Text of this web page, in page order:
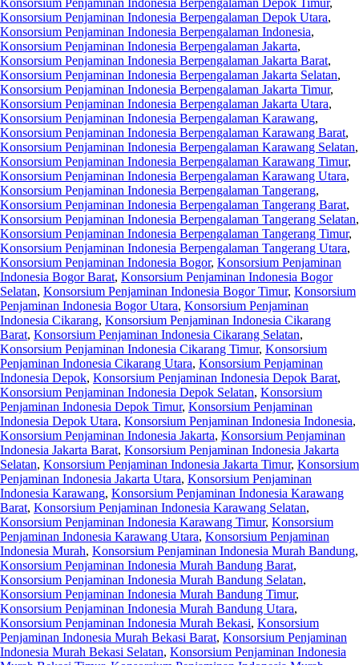
Konsorsium Penjaminan Indonesia Berpengalaman Depok Utara,
Konsorsium Penjaminan Indonesia Berpengalaman Indonesia,
Konsorsium Penjaminan Indonesia Berpengalaman Jakarta,
Konsorsium Penjaminan Indonesia Berpengalaman Jakarta Barat,
Konsorsium Penjaminan Indonesia Berpengalaman Jakarta Selatan,
Konsorsium Penjaminan Indonesia Berpengalaman Jakarta Timur,
Konsorsium Penjaminan Indonesia Berpengalaman Jakarta Utara,
Konsorsium Penjaminan Indonesia Berpengalaman Karawang,
Konsorsium Penjaminan Indonesia Berpengalaman Karawang Barat,
Konsorsium Penjaminan Indonesia Berpengalaman Karawang Selatan,
Konsorsium Penjaminan Indonesia Berpengalaman Karawang Timur,
Konsorsium Penjaminan Indonesia Berpengalaman Karawang Utara,
Konsorsium Penjaminan Indonesia Berpengalaman Tangerang,
Konsorsium Penjaminan Indonesia Berpengalaman Tangerang Barat,
Konsorsium Penjaminan Indonesia Berpengalaman Tangerang Selatan,
Konsorsium Penjaminan Indonesia Berpengalaman Tangerang Timur,
Konsorsium Penjaminan Indonesia Berpengalaman Tangerang Utara,
Konsorsium Penjaminan Indonesia Bogor, Konsorsium Penjaminan
Indonesia Bogor Barat, Konsorsium Penjaminan Indonesia Bogor
Selatan, Konsorsium Penjaminan Indonesia Bogor Timur, Konsorsium
Penjaminan Indonesia Bogor Utara, Konsorsium Penjaminan
Indonesia Cikarang, Konsorsium Penjaminan Indonesia Cikarang
Barat, Konsorsium Penjaminan Indonesia Cikarang Selatan,
Konsorsium Penjaminan Indonesia Cikarang Timur, Konsorsium
Penjaminan Indonesia Cikarang Utara, Konsorsium Penjaminan
Indonesia Depok, Konsorsium Penjaminan Indonesia Depok Barat,
Konsorsium Penjaminan Indonesia Depok Selatan, Konsorsium
Penjaminan Indonesia Depok Timur, Konsorsium Penjaminan
Indonesia Depok Utara, Konsorsium Penjaminan Indonesia Indonesia,
Konsorsium Penjaminan Indonesia Jakarta, Konsorsium Penjaminan
Indonesia Jakarta Barat, Konsorsium Penjaminan Indonesia Jakarta
Selatan, Konsorsium Penjaminan Indonesia Jakarta Timur, Konsorsium
Penjaminan Indonesia Jakarta Utara, Konsorsium Penjaminan
Indonesia Karawang, Konsorsium Penjaminan Indonesia Karawang
Barat, Konsorsium Penjaminan Indonesia Karawang Selatan,
Konsorsium Penjaminan Indonesia Karawang Timur, Konsorsium
Penjaminan Indonesia Karawang Utara, Konsorsium Penjaminan
Indonesia Murah, Konsorsium Penjaminan Indonesia Murah Bandung,
Konsorsium Penjaminan Indonesia Murah Bandung Barat,
Konsorsium Penjaminan Indonesia Murah Bandung Selatan,
Konsorsium Penjaminan Indonesia Murah Bandung Timur,
Konsorsium Penjaminan Indonesia Murah Bandung Utara,
Konsorsium Penjaminan Indonesia Murah Bekasi, Konsorsium
Penjaminan Indonesia Murah Bekasi Barat, Konsorsium Penjaminan
Indonesia Murah Bekasi Selatan, Konsorsium Penjaminan Indonesia